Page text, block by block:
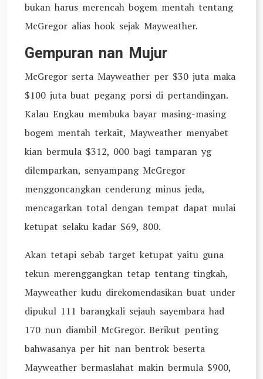
bukan harus merencah bogem mentah tentang
McGregor alias hook sejak Mayweather.
Gempuran nan Mujur
McGregor serta Mayweather per $30 juta maka
$100 juta buat pegang porsi di pertandingan.
Kalau Engkau membuka bayar masing-masing
bogem mentah terkait, Mayweather menyabet
kian bermula $312, 000 bagi tamparan yg
dilemparkan, senyampang McGregor
menggoncangkan cenderung minus jeda,
mencagarkan total dengan tempat dapat mulai
ketupat selaku kadar $69, 800.
Akan tetapi sebab target ketupat yaitu guna
tekun merenggangkan tetap tentang tingkah,
Mayweather kudu direkomendasikan buat under
dipukul 111 barangkali sejauh sayembara had
170 nun diambil McGregor. Berikut penting
bahwasanya per hit nan bentrok beserta
Mayweather bermaslahat makin bermula $900,